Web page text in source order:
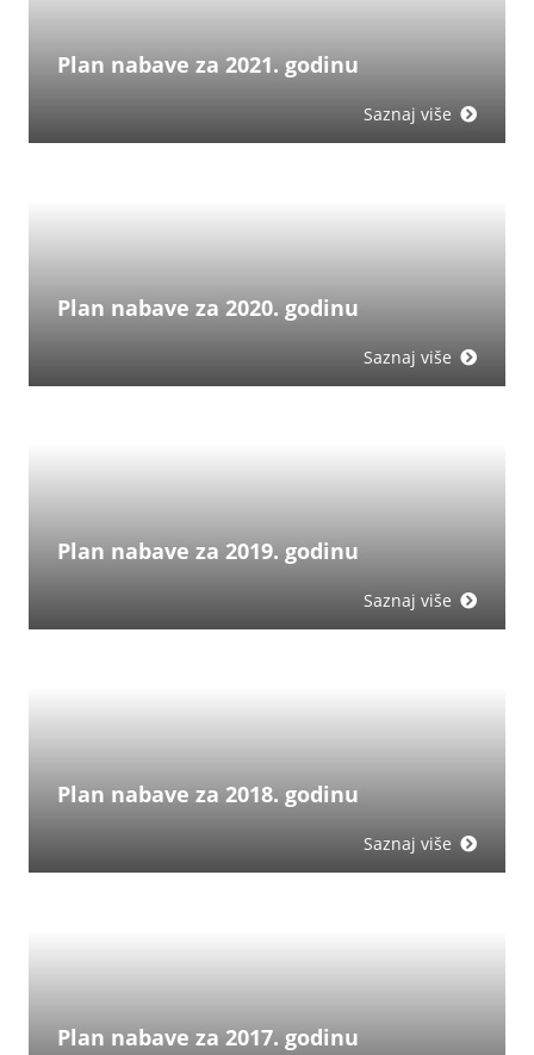
Plan nabave za 2021. godinu
Saznaj više
Plan nabave za 2020. godinu
Saznaj više
Plan nabave za 2019. godinu
Saznaj više
Plan nabave za 2018. godinu
Saznaj više
Plan nabave za 2017. godinu